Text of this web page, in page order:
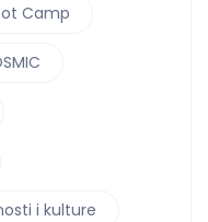
Camp
i kulture